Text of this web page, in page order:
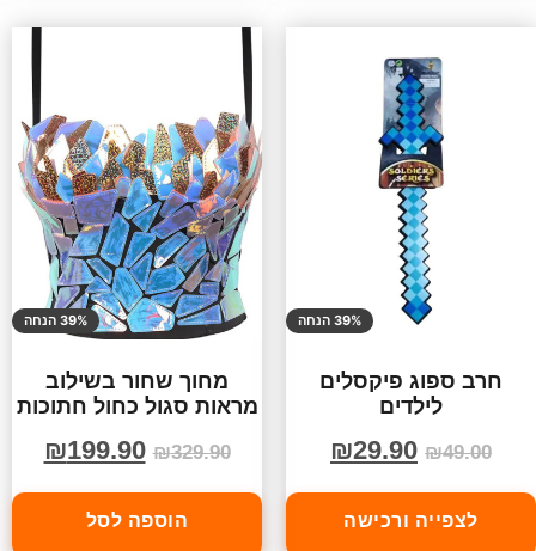
39% הנחה
חרב ספוג פיקסלים
לילדים
₪49.00
₪29.90
לצפייה ורכישה
39% הנחה
מחוך שחור בשילוב
מראות סגול כחול חתוכות
₪329.90
₪199.90
הוספה לסל